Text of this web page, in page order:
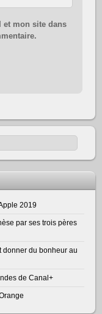
et mon site dans
2019
par ses trois pères
donner du bonheur au
de Canal+